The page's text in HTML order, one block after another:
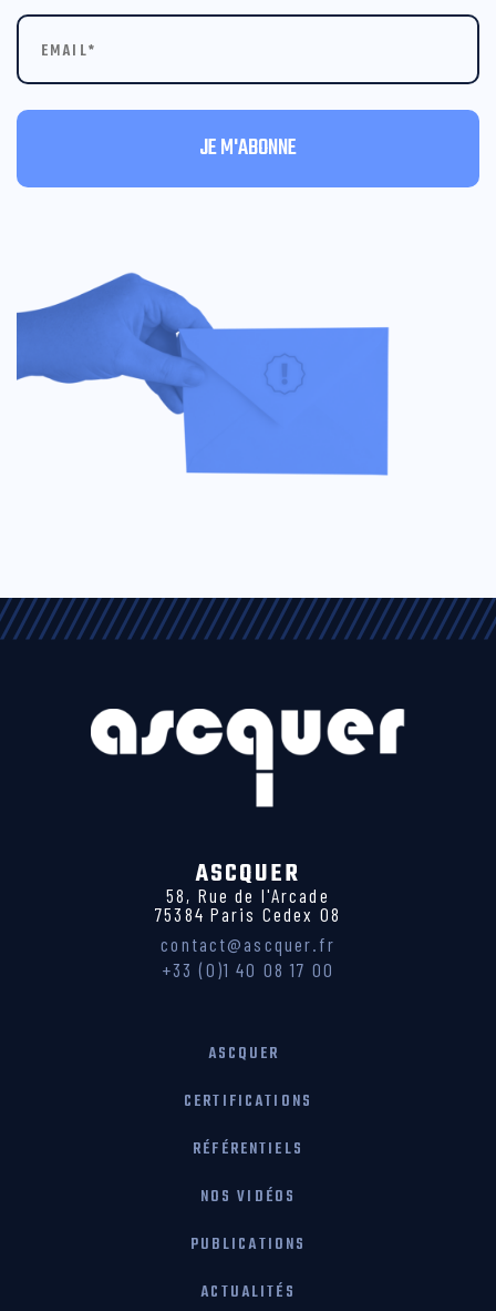
ASCQUER
58, Rue de l'Arcade
75384 Paris Cedex 08
contact@ascquer.fr
+33 (0)1 40 08 17 00
ASCQUER
CERTIFICATIONS
RÉFÉRENTIELS
NOS VIDÉOS
PUBLICATIONS
ACTUALITÉS